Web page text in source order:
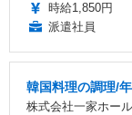
時給1,850円
派遣社員
韓国料理の調理/
株式会社一家ホー